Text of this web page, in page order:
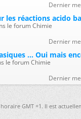
Dernier
les réactions acido
le forum Chimie
Dernier
... Oui mais
le forum Chimie
Dernier
horaire GMT +1. Il est